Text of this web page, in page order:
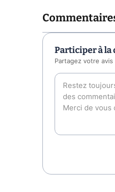
Participer à la
Partagez votre